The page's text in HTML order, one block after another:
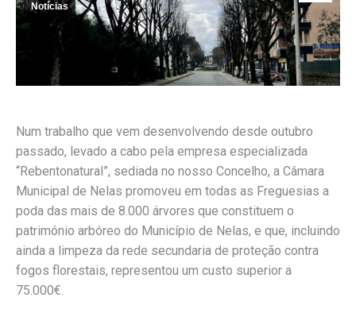
Notícias
Num trabalho que vem desenvolvendo desde outubro
passado, levado a cabo pela empresa especializada
“Rebentonatural”, sediada no nosso Concelho, a Câmara
Municipal de Nelas promoveu em todas as Freguesias a
poda das mais de 8.000 árvores que constituem o
património arbóreo do Município de Nelas, e que, incluindo
ainda a limpeza da rede secundaria de proteção contra
fogos florestais, representou um custo superior a
75.000€.